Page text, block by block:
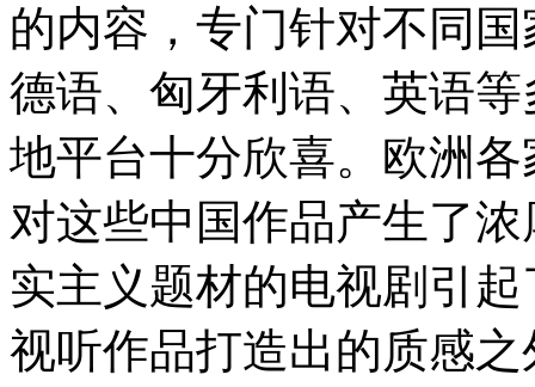
的内容，专门针对不同
德语、匈牙利语、英语
地平台十分欣喜。欧洲
对这些中国作品产生了
实主义题材的电视剧引
视听作品打造出的质感